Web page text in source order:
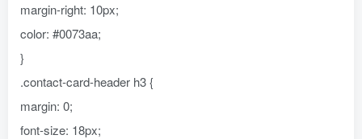
margin-right: 10px;
color: #0073aa;
}
.contact-card-header h3 {
margin: 0;
font-size: 18px;